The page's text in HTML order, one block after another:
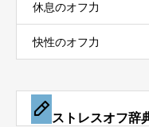
休息のオフ力
快性のオフ力
ストレスオフ辞